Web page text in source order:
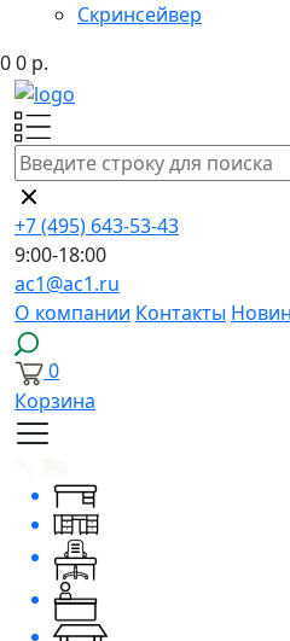
Скринсейвер
00 р.
+7 (495) 643-53-43
9:00-18:00
ac1@ac1.ru
О компании Контакты
0
Корзина